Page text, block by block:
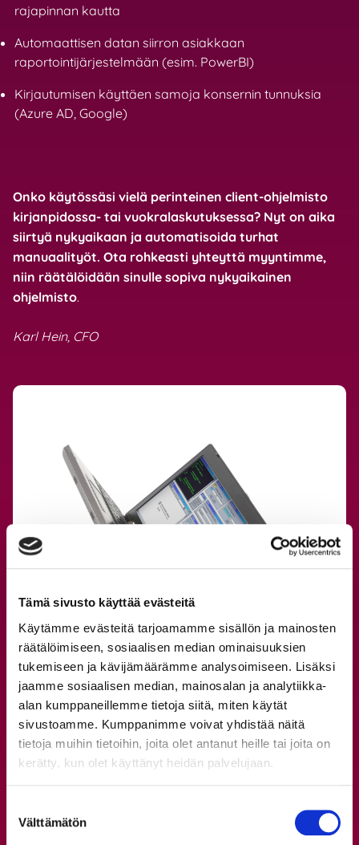
Tämä sivusto käyttää evästeitä
Käytämme evästeitä tarjoamamme sisällön ja mainosten
räätälöimiseen, sosiaalisen median ominaisuuksien
tukemiseen ja kävijämäärämme analysoimiseen. Lisäksi
jaamme sosiaalisen median, mainosalan ja analytiikka-
alan kumppaneillemme tietoja siitä, miten käytät
sivustoamme. Kumppanimme voivat yhdistää näitä
tietoja muihin tietoihin, joita olet antanut heille tai joita on
kerätty, kun olet käyttänyt heidän palvelujaan.
valinta
Välttämätön
rajapinnan kautta
Automaattisen datan siirron asiakkaan
raportointijärjestelmään (esim. PowerBI)
Kirjautumisen käyttäen samoja konsernin tunnuksia
(Azure AD, Google)
Onko käytössäsi vielä perinteinen client-ohjelmisto
kirjanpidossa- tai vuokralaskutuksessa? Nyt on aika
siirtyä nykyaikaan ja automatisoida turhat
manuaalityöt. Ota rohkeasti yhteyttä myyntimme,
niin räätälöidään sinulle sopiva nykyaikainen
ohjelmisto.
Karl Hein, CFO